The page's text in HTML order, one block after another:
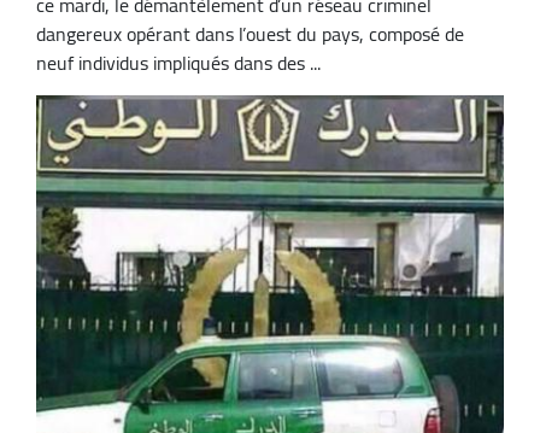
dangereux opérant dans l’ouest du pays, composé de
neuf individus impliqués dans des ...